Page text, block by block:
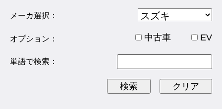
メーカ選択：
オプション： 中古車 EV
単語で検索：